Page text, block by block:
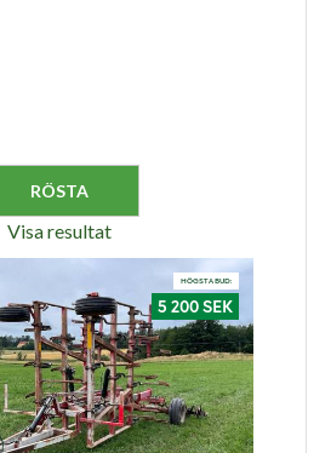
Visa resultat